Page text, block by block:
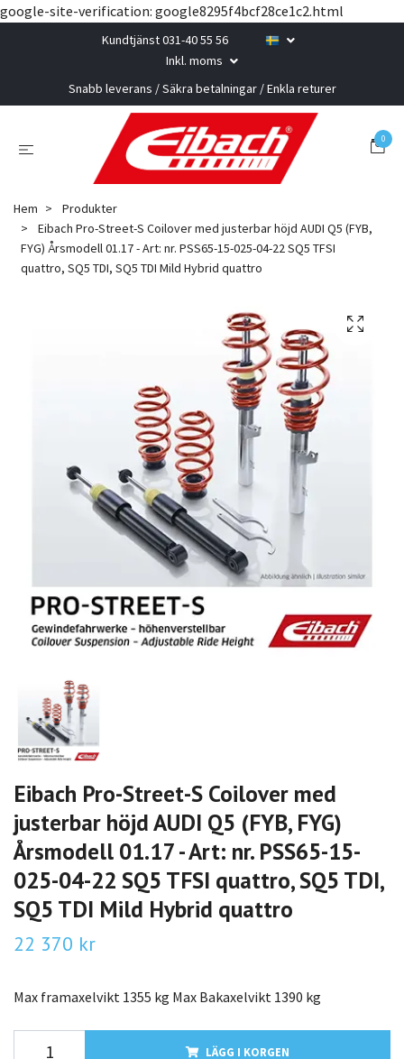
google-site-verification: google8295f4bcf28ce1c2.html
Kundtjänst 031-40 55 56
Inkl. moms
Snabb leverans / Säkra betalningar / Enkla returer
0
Hem
Produkter
Eibach Pro-Street-S Coilover med justerbar höjd AUDI Q5 (FYB,
FYG) Årsmodell 01.17 - Art: nr. PSS65-15-025-04-22 SQ5 TFSI
quattro, SQ5 TDI, SQ5 TDI Mild Hybrid quattro
Eibach Pro-Street-S Coilover med
justerbar höjd AUDI Q5 (FYB, FYG)
Årsmodell 01.17 - Art: nr. PSS65-15-
025-04-22 SQ5 TFSI quattro, SQ5 TDI,
SQ5 TDI Mild Hybrid quattro
22 370 kr
Max framaxelvikt 1355 kg Max Bakaxelvikt 1390 kg
LÄGG I KORGEN